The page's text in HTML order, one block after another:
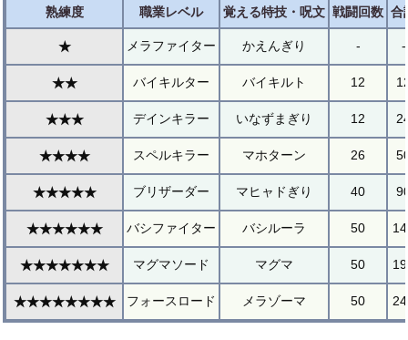
熟練度 職業レベル 覚える特技・呪文 戦闘回数 合
★ メラファイター かえんぎり - -
★★ バイキルター バイキルト 12
★★★ デインキラー いなずまぎり 12
★★★★ スペルキラー マホターン 26
★★★★★ ブリザーダー マヒャドぎり 40
★★★★★★ バシファイター バシルーラ 50
★★★★★★★ マグマソード マグマ 50
★★★★★★★★ フォースロード メラゾーマ 50